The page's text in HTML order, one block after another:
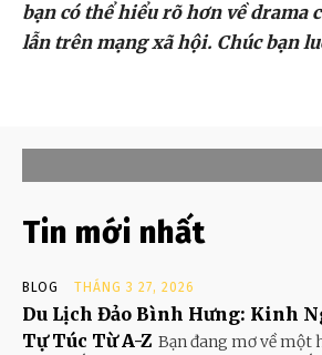
bạn có thể hiểu rõ hơn về drama
lẫn trên mạng xã hội. Chúc bạn
Tin mới nhất
BLOG THÁNG 3 27, 2026
Du Lịch Đảo Bình Hưng: Kinh
Tự Túc Từ A-Z Bạn đang mơ về một